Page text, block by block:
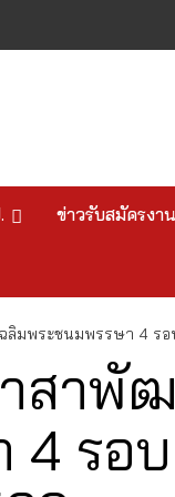
ข่าวรับสมัครงาน
มพระชนมพรรษา 4 ร
สาพั
รอ